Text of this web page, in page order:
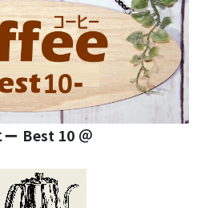
ー Best 10 ＠